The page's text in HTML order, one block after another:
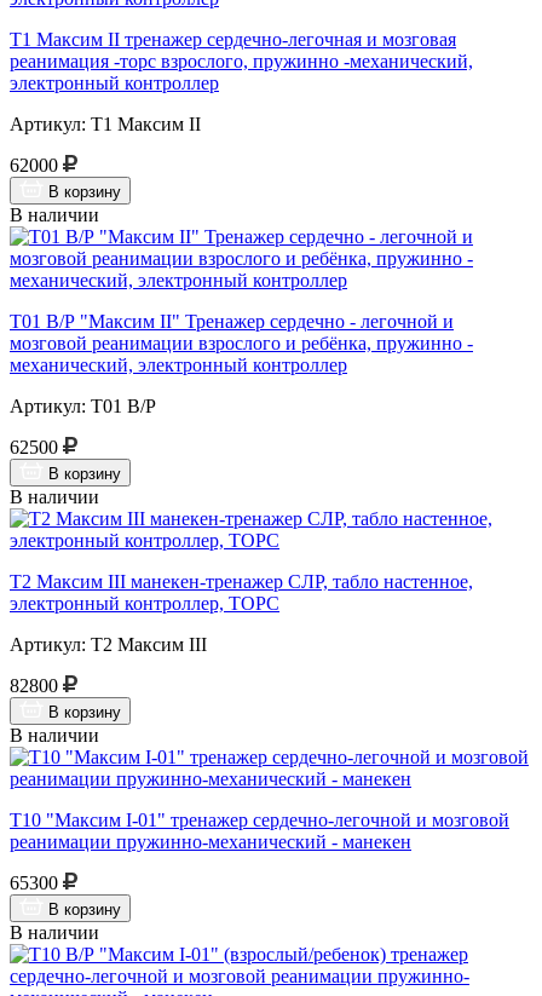
Т1 Максим II тренажер сердечно-легочная и мозговая
реанимация -торс взрослого, пружинно -механический,
электронный контроллер
Артикул: Т1 Максим II
62000
В корзину
В наличии
Т01 В/Р "Максим II" Тренажер сердечно - легочной и
мозговой реанимации взрослого и ребёнка, пружинно -
механический, электронный контроллер
Артикул: Т01 В/Р
62500
В корзину
В наличии
Т2 Максим III манекен-тренажер СЛР, табло настенное,
электронный контроллер, ТОРС
Артикул: Т2 Максим III
82800
В корзину
В наличии
Т10 "Максим I-01" тренажер сердечно-легочной и мозговой
реанимации пружинно-механический - манекен
65300
В корзину
В наличии